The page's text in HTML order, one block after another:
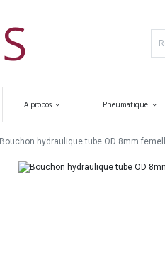
A propos Pneumatique
Bouchon hydraulique tube OD 8mm